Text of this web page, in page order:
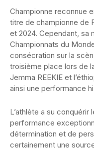
Championne reconnue
titre de championne de
et 2024. Cependant, sa
Championnats du
consécration sur la
troisième place lors de
Jemma REEKIE et
ainsi une performance
L’athlète a su
performance
détermination et de
certainement une